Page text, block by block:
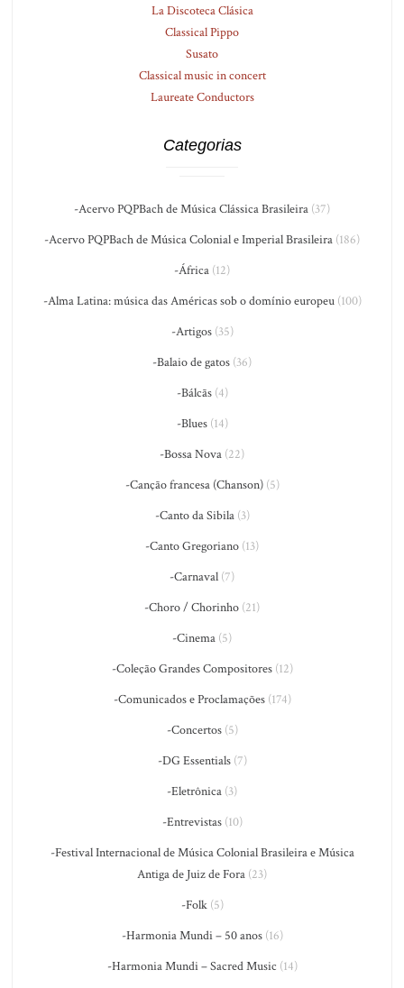
La Discoteca Clásica
Classical Pippo
Susato
Classical music in concert
Laureate Conductors
Categorias
-Acervo PQPBach de Música Clássica Brasileira (37)
-Acervo PQPBach de Música Colonial e Imperial Brasileira (186)
-África (12)
-Alma Latina: música das Américas sob o domínio europeu(100)
-Artigos(35)
-Balaio de gatos (36)
-Bálcãs(4)
-Blues(14)
-Bossa Nova (22)
-Canção francesa (Chanson)(5)
-Canto da Sibila(3)
-Canto Gregoriano (13)
-Carnaval (7)
-Choro / Chorinho (21)
-Cinema (5)
-Coleção Grandes Compositores(12)
-Comunicados e Proclamações(174)
-Concertos(5)
-DG Essentials(7)
-Eletrônica (3)
-Entrevistas(10)
-Festival Internacional de Música Colonial Brasileira e Música
Antiga de Juiz de Fora (23)
-Folk(5)
-Harmonia Mundi – 50 anos(16)
-Harmonia Mundi – Sacred Music (14)